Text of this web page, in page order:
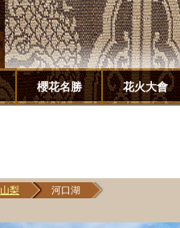
櫻花名勝 花火大會
山梨 河口湖